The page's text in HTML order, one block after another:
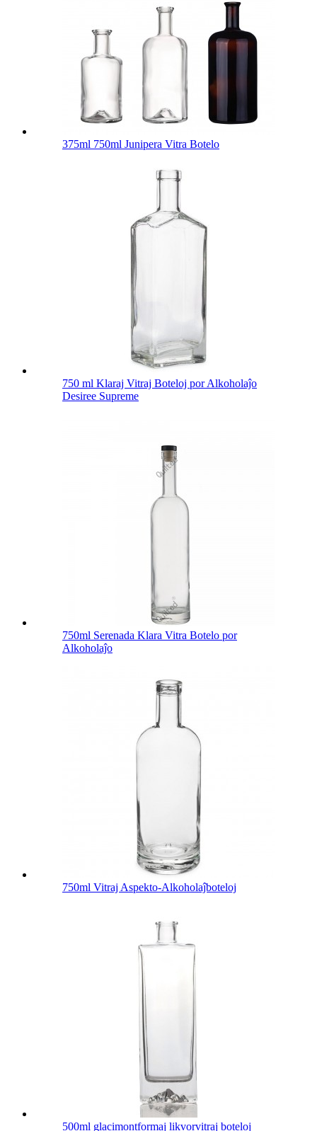
375ml 750ml Junipera Vitra Botelo
750 ml Klaraj Vitraj Boteloj por Alkoholaĵo
Desiree Supreme
750ml Serenada Klara Vitra Botelo por
Alkoholaĵo
750ml Vitraj Aspekto-Alkoholaĵboteloj
500ml glacimontformaj likvorvitraj boteloj